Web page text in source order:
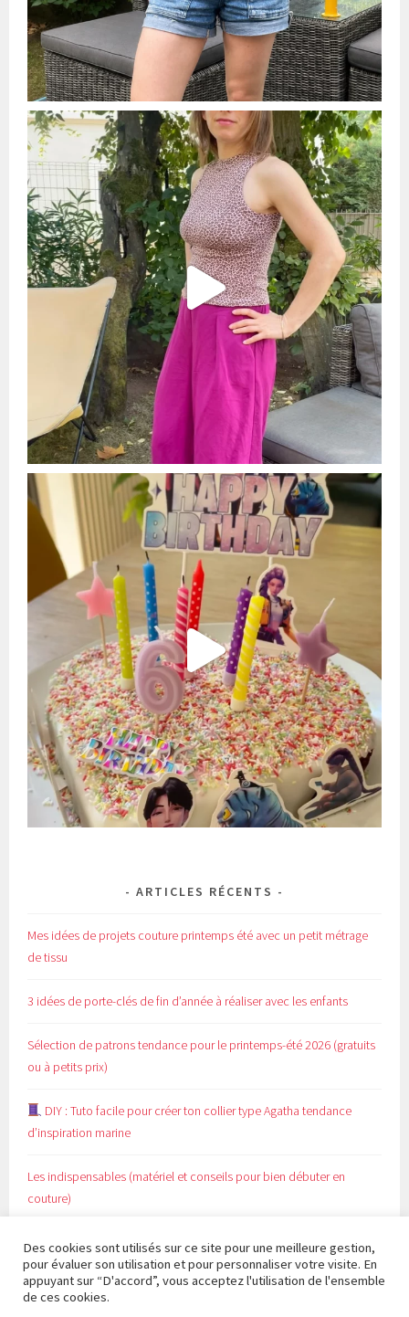
ARTICLES RÉCENTS
Mes idées de projets couture printemps été avec un petit métrage
de tissu
3 idées de porte-clés de fin d’année à réaliser avec les enfants
Sélection de patrons tendance pour le printemps-été 2026 (gratuits
ou à petits prix)
DIY : Tuto facile pour créer ton collier type Agatha tendance
d’inspiration marine
Les indispensables (matériel et conseils pour bien débuter en
couture)
Des cookies sont utilisés sur ce site pour une meilleure gestion,
pour évaluer son utilisation et pour personnaliser votre visite. En
appuyant sur “D'accord”, vous acceptez l'utilisation de l'ensemble
de ces cookies.